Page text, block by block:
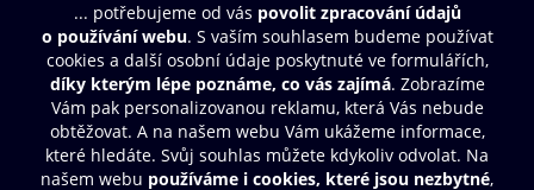
Obsah ke stažení
Moje O2 Knihovna
Další zábava